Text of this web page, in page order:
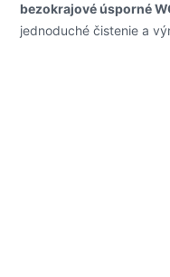
bezokrajové úsporné
jednoduché čistenie a